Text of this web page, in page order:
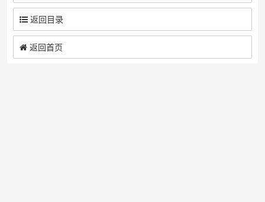
返回目录
返回首页